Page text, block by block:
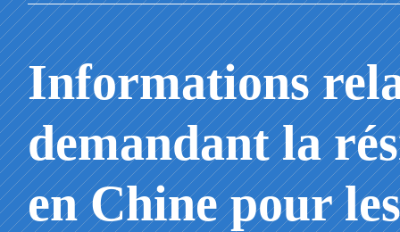
Informations
demandant la
en Chine pour